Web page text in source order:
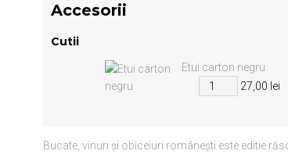
Accesorii
Cutii
Etui carton negru
27,00 lei
Bucate, vinuri şi obiceiuri româneşti este editie